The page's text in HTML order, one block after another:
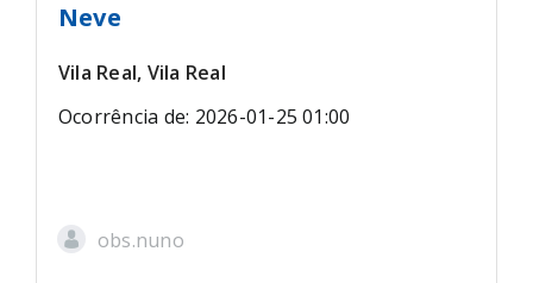
Neve
Vila Real, Vila Real
Ocorrência de: 2026-01-25 01:00
obs.nuno